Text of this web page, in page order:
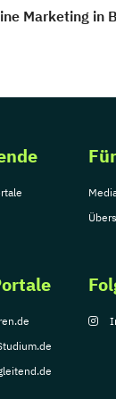
Marketing in